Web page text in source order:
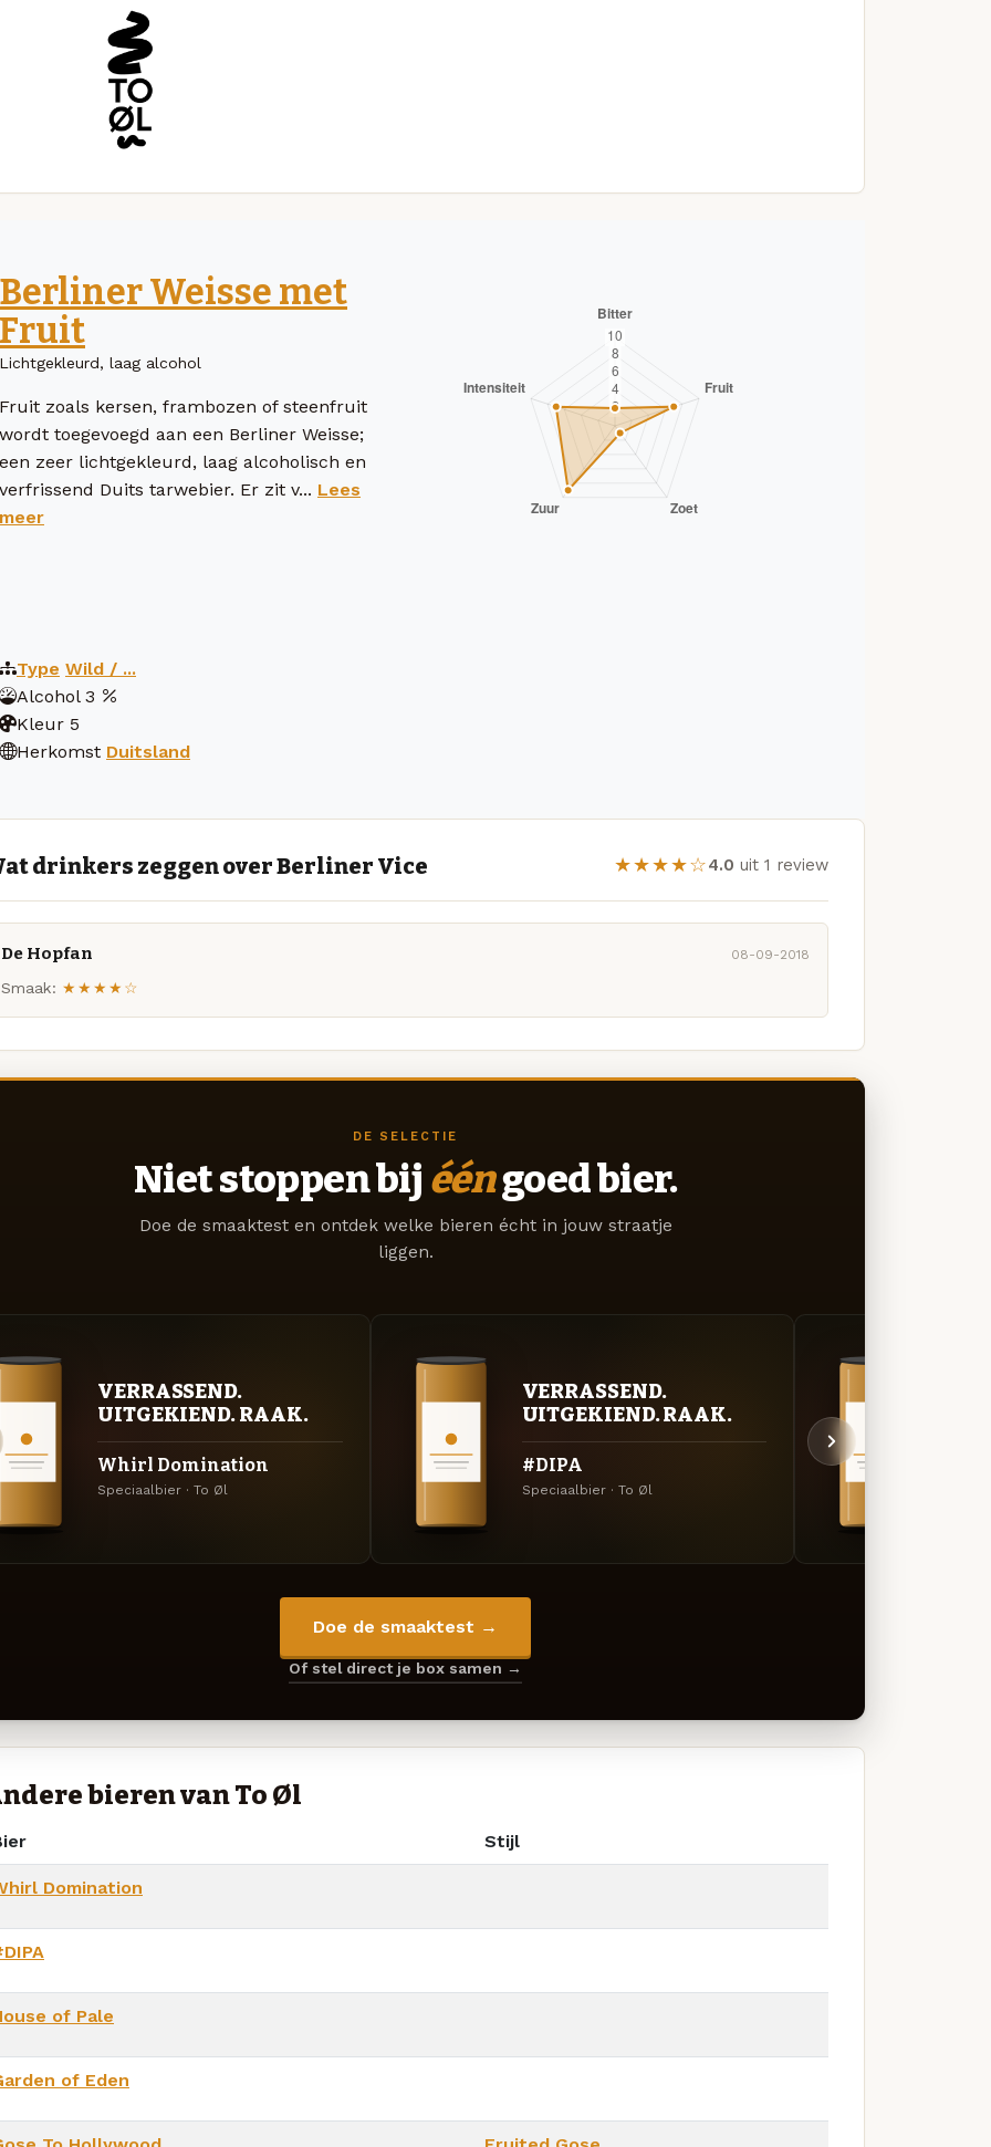
Berliner Weisse met
Fruit
Lichtgekleurd, laag alcohol
Fruit zoals kersen, frambozen of steenfruit
wordt toegevoegd aan een Berliner Weisse;
een zeer lichtgekleurd, laag alcoholisch en
verfrissend Duits tarwebier. Er zit v... Lees
meer
Type Wild / ...
Alcohol 3
Kleur 5
Herkomst Duitsland
drinkers zeggen over Berliner Vice ★★★★☆4.0 uit 1 review
De Hopfan 08-09-2018
Smaak: ★★★★☆
DE SELECTIE
Niet stoppen bij ééngoed bier.
Doe de smaaktest en ontdek welke bieren écht in jouw straatje
liggen.
VERRASSEND.
UITGEKIEND. RAAK.
Whirl Domination
Speciaalbier · To Øl
VERRASSEND.
UITGEKIEND. RAAK.
#DIPA
Speciaalbier · To Øl
Doe de smaaktest →
Of stel direct je box samen →
bieren van To Øl
Stijl
Domination
of Pale
of Eden